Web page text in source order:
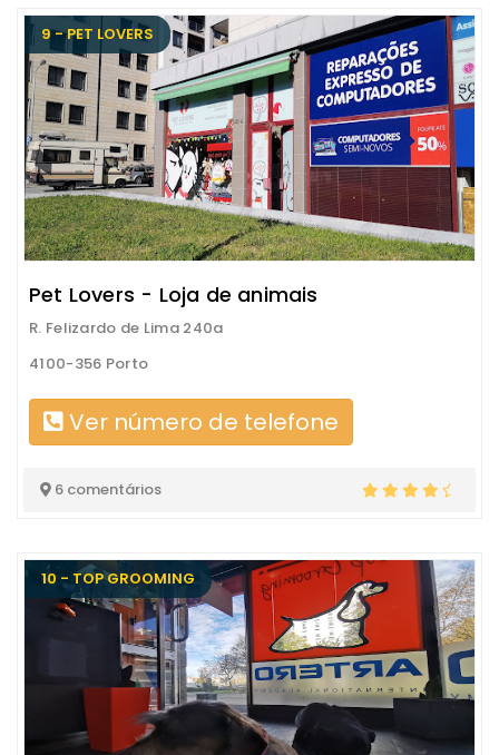
9 - PET LOVERS
Pet Lovers - Loja de animais
R. Felizardo de Lima 240a
4100-356 Porto
Ver número de telefone
6 comentários
10 - TOP GROOMING